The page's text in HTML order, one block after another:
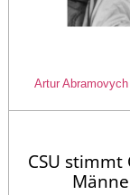
Artur Abramovych
CSU stimmt